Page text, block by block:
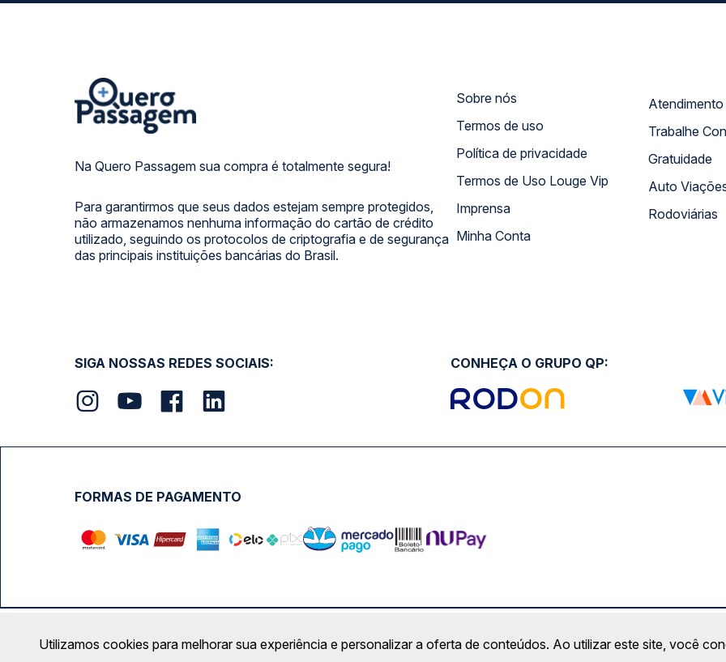
Na Quero Passagem sua compra é totalmente segura!
Para garantirmos que seus dados estejam sempre protegidos,
não armazenamos nenhuma informação do cartão de crédito
utilizado, seguindo os protocolos de criptografia e de segurança
das principais instituições bancárias do Brasil.
Sobre nós
Termos de uso
Política de privacidade
Termos de Uso Louge Vip
Imprensa
Minha Conta
Trabalhe
Gratuidade
Auto
Rodoviárias
SIGA NOSSAS REDES SOCIAIS: CONHEÇA O GRUPO QP:
FORMAS DE PAGAMENTO
Calçada das Margaridas, 163 - Sala 02 - Condomínio Centro Comercial Alphaville, Barueri - SP | CEP: 06453-038 |
Utilizamos cookies para melhorar sua experiência e personalizar a oferta de conteúdos. Ao utilizar este site, você